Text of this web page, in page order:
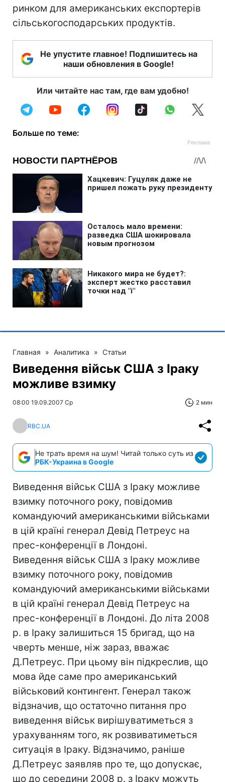
ринком для американських експортерів
сільськогосподарських продуктів.
Не упустите главное! Подпишитесь на
наши обновления в Google!
Или читайте нас там, где вам удобно!
Больше по теме:
Главная » Аналитика » Статьи
Виведення військ США з Іраку
можливе взимку
08:00 19.09.2007 Ср 2 мин
RBC.UA
Не трать время на шум! Читай только суть из
РБК-Украина в Google
Виведення військ США з Іраку можливе
взимку поточного року, повідомив
командуючий американськими військами
в цій країні генерал Девід Петреус на
прес-конференції в Лондоні.
Виведення військ США з Іраку можливе
взимку поточного року, повідомив
командуючий американськими військами
в цій країні генерал Девід Петреус на
прес-конференції в Лондоні. До літа 2008
р. в Іраку залишиться 15 бригад, що на
чверть менше, ніж зараз, вважає
Д.Петреус. При цьому він підкреслив, що
мова йде саме про американський
військовий контингент. Генерал також
відзначив, що остаточно питання про
виведення військ вирішуватиметься з
урахуванням того, як розвиватиметься
ситуація в Іраку. Відзначимо, раніше
Д.Петреус заявляв про те, що допускає,
що до середини 2008 р. з Іраку можуть